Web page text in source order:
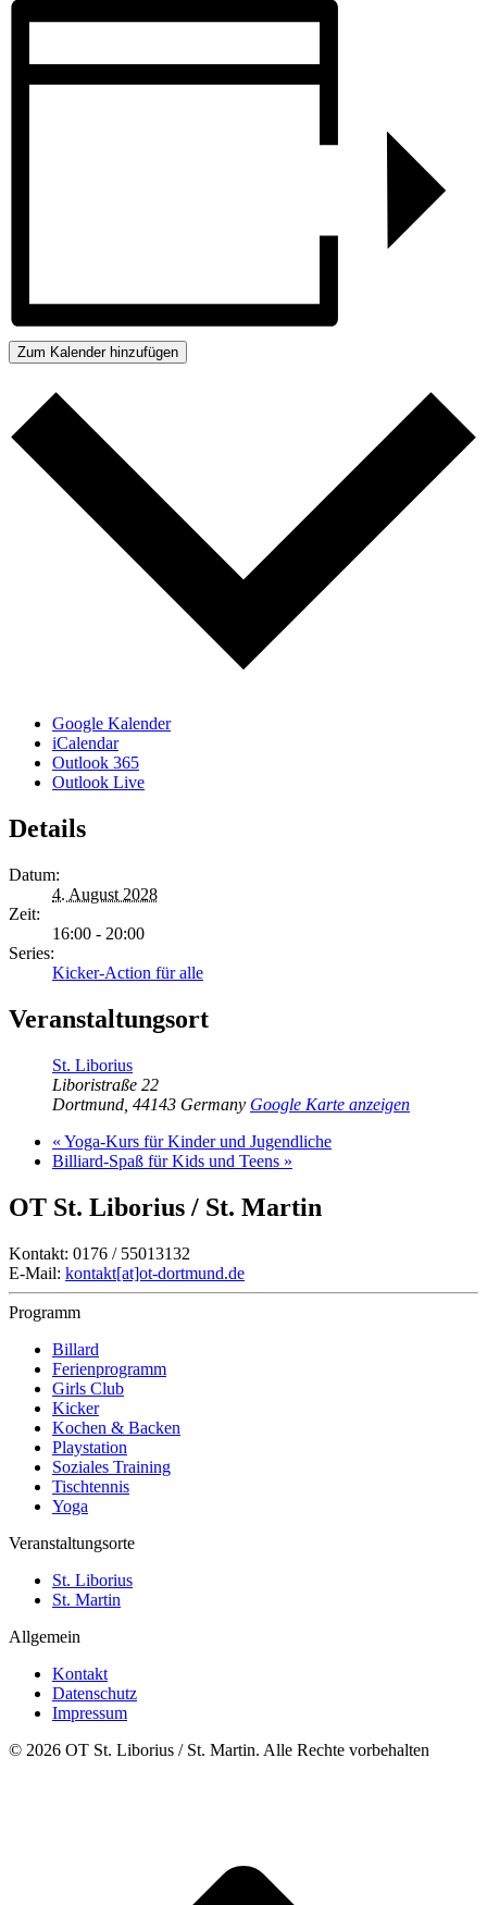
Zum Kalender hinzufügen
Google Kalender
iCalendar
Outlook 365
Outlook Live
Details
Datum:
4. August 2028
Zeit:
16:00 - 20:00
Series:
Kicker-Action für alle
Veranstaltungsort
St. Liborius
Liboristraße 22
Dortmund 44143 Germany Google Karte anzeigen
« Yoga-Kurs für Kinder und Jugendliche
Billiard-Spaß für Kids und Teens »
OT St. Liborius / St. Martin
Kontakt: 0176 / 55013132
E-Mail: kontakt[at]ot-dortmund.de
Programm
Billard
Ferienprogramm
Girls Club
Kicker
Kochen & Backen
Playstation
Soziales Training
Tischtennis
Yoga
Veranstaltungsorte
St. Liborius
St. Martin
Allgemein
Kontakt
Datenschutz
Impressum
© 2026 OT St. Liborius / St. Martin. Alle Rechte vorbehalten